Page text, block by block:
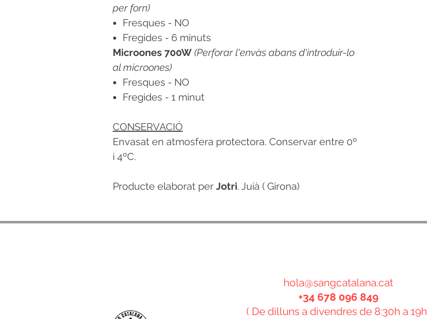
per forn)
Fresques - NO
Fregides - 6 minuts
Microones 700W (Perforar l'envàs abans d'introduir-lo
al microones)
Fresques - NO
Fregides - 1 minut
CONSERVACIÓ
Envasat en atmosfera protectora. Conservar entre 0º
i 4ºC.
Producte elaborat per Jotri. Juià ( Girona)
hola@sangcatalana.cat
+34 678 096 849
( De dilluns a divendres de 8:30h a